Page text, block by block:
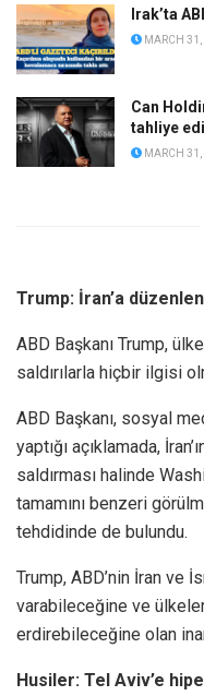
Irak’ta
MARCH
Can
tahliye
MARCH
Trump: İran’a
ABD Başkanı Trump,
saldırılarla hiçbir ilgisi
ABD Başkanı, sosyal
yaptığı açıklamada,
saldırması halinde
tamamını benzeri
tehdidinde de bulundu.
Trump, ABD’nin İran ve
varabileceğine ve ülkeler
erdirebileceğine olan
Husiler: Tel Aviv’e